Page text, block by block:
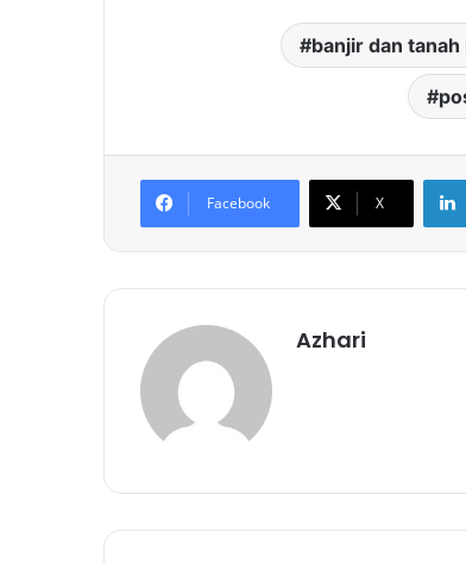
banjir dan
Facebook X
Azhari